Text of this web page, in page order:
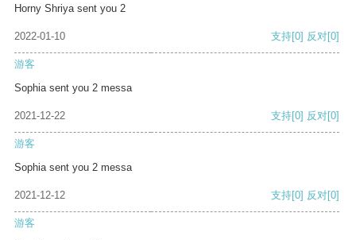
Horny Shriya sent you 2
2022-01-10 支持[0] 反对[0]
游客
Sophia sent you 2 messa
2021-12-22 支持[0] 反对[0]
游客
Sophia sent you 2 messa
2021-12-12 支持[0] 反对[0]
游客